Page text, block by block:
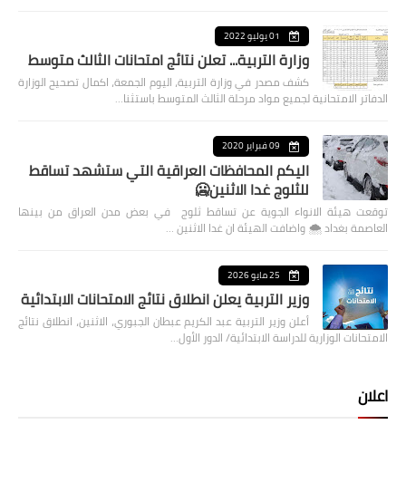
01 يوليو 2022
وزارة التربية... تعلن نتائج امتحانات الثالث متوسط
كشف مصدر في وزارة التربية، اليوم الجمعة، اكمال تصحيح الوزارة
الدفاتر الامتحانية لجميع مواد مرحلة الثالث المتوسط باستثنا…
09 فبراير 2020
اليكم المحافظات العراقية التي ستشهد تساقط
للثلوج غدا الاثنين🥶
توقعت هيئة الانواء الجوية عن تساقط ثلوج في بعض مدن العراق من بينها
العاصمة بغداد ⁦🌨️⁩ واضافت الهيئة ان غدا الاثنين …
25 مايو 2026
وزير التربية يعلن انطلاق نتائج الامتحانات الابتدائية
أعلن وزير التربية عبد الكريم عبطان الجبوري، الاثنين، انطلاق نتائج
الامتحانات الوزارية للدراسة الابتدائية/ الدور الأول…
اعلان